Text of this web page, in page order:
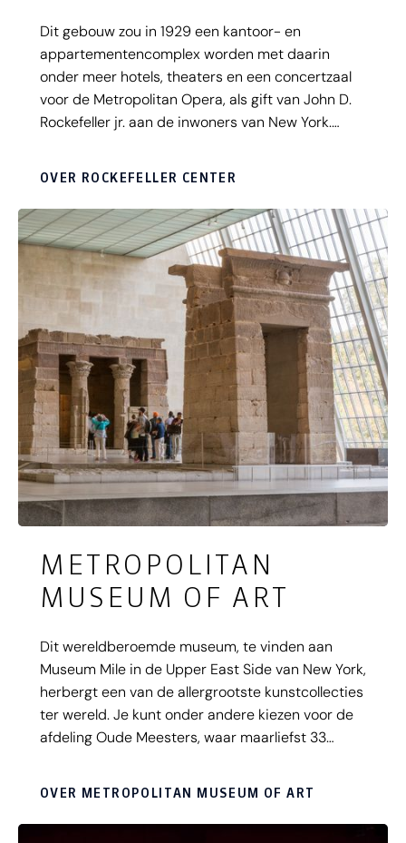
Dit gebouw zou in 1929 een kantoor- en
appartementencomplex worden met daarin
onder meer hotels, theaters en een concertzaal
voor de Metropolitan Opera, als gift van John D.
Rockefeller jr. aan de inwoners van New York.
verschafte hij hoop, kansen en werk voor vele
getroffenen van de beurscrash. Het resultaat was
imponerend en het Rockefeller Center, geheel in
Art Deco Stijl, is vandaag de dag een prachtige
‘city in the city’ die dagelijks zo’n 275.000
mensen trekt.
OVER ROCKEFELLER CENTER
METROPOLITAN
MUSEUM OF ART
Dit wereldberoemde museum, te vinden aan
Museum Mile in de Upper East Side van New York,
herbergt een van de allergrootste kunstcollecties
ter wereld. Je kunt onder andere kiezen voor de
afdeling Oude Meesters, waar maarliefst 33
OVER METROPOLITAN MUSEUM OF ART